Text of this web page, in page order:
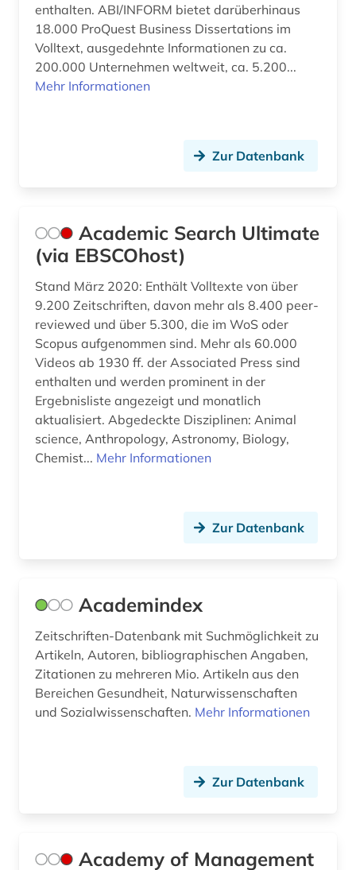
bilanz (13)
bilanzanalyse (2)
bilanzdaten (1)
bildbearbeitung (2)
bildung (9)
bildungsinvestition (1)
bildungspolitik (1)
biografin (1)
biographie (7)
biologie (3)
bodenpolitik (1)
bonitätsprüfung (1)
book e (2)
botanik (1)
enthalten. ABI/INFORM bietet darüberhinaus
18.000 ProQuest Business Dissertations im
Volltext, ausgedehnte Informationen zu ca.
200.000 Unternehmen weltweit, ca. 5.200...
Mehr Informationen
Zur Datenbank
Academic Search Ultimate
(via EBSCOhost)
Stand März 2020: Enthält Volltexte von über
9.200 Zeitschriften, davon mehr als 8.400 peer-
reviewed und über 5.300, die im WoS oder
Scopus aufgenommen sind. Mehr als 60.000
Videos ab 1930 ff. der Associated Press sind
enthalten und werden prominent in der
Ergebnisliste angezeigt und monatlich
aktualisiert. Abgedeckte Disziplinen: Animal
science, Anthropology, Astronomy, Biology,
Chemist... Mehr Informationen
Zur Datenbank
Academindex
Zeitschriften-Datenbank mit Suchmöglichkeit zu
Artikeln, Autoren, bibliographischen Angaben,
Zitationen zu mehreren Mio. Artikeln aus den
Bereichen Gesundheit, Naturwissenschaften
und Sozialwissenschaften. Mehr Informationen
Zur Datenbank
Academy of Management